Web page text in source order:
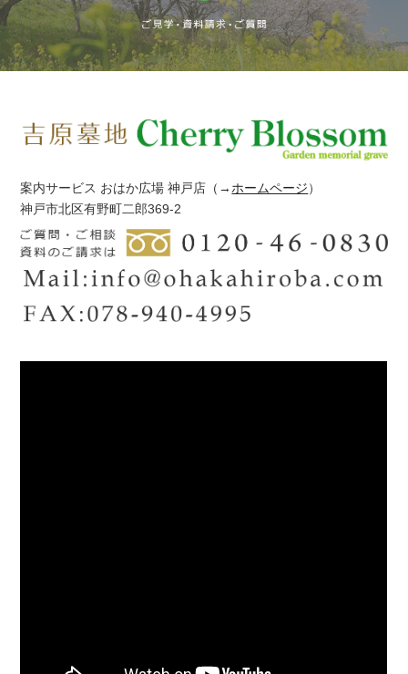
案内サービス おはか広場 神戸店 （→ ホームページ）
神戸市北区有野町二郎369-2